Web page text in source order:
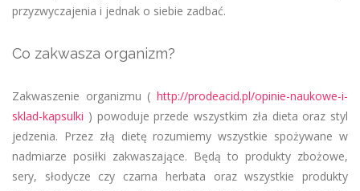
przyzwyczajenia i jednak o siebie zadbać.
Co zakwasza organizm?
Zakwaszenie organizmu ( http://prodeacid.pl/opinie-naukowe-i-
sklad-kapsulki ) powoduje przede wszystkim zła dieta oraz styl
jedzenia. Przez złą dietę rozumiemy wszystkie spożywane w
nadmiarze posiłki zakwaszające. Będą to produkty zbożowe,
sery, słodycze czy czarna herbata oraz wszystkie produkty